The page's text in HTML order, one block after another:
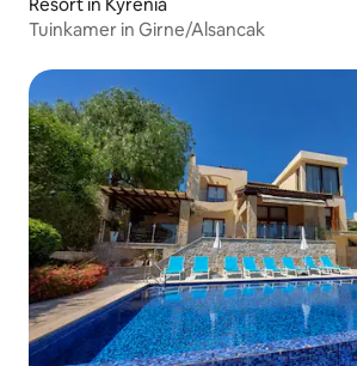
Tuinkamer in Girne/Alsancak